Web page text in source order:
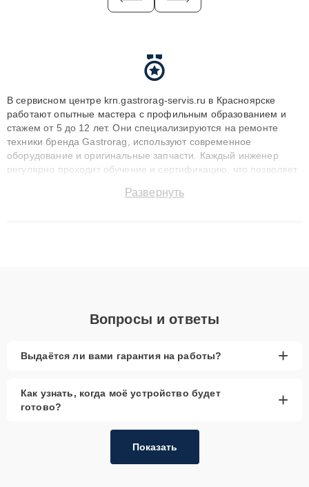
В сервисном центре krn.gastrorag-servis.ru в Красноярске
работают опытные мастера с профильным образованием и
стажем от 5 до 12 лет. Они специализируются на ремонте
техники бренда Gastrorag, используют современное
оборудование и оригинальные запчасти. Каждый инженер
регулярно проходит обучение и сертификацию, что позволяет
технику с сохранением гарантии до 3 лет. Наши мастера
Развернуть
Вопросы и ответы
Выдаётся ли вами гарантия на работы? +
Как узнать, когда моё устройство будет
готово?
+
Показать